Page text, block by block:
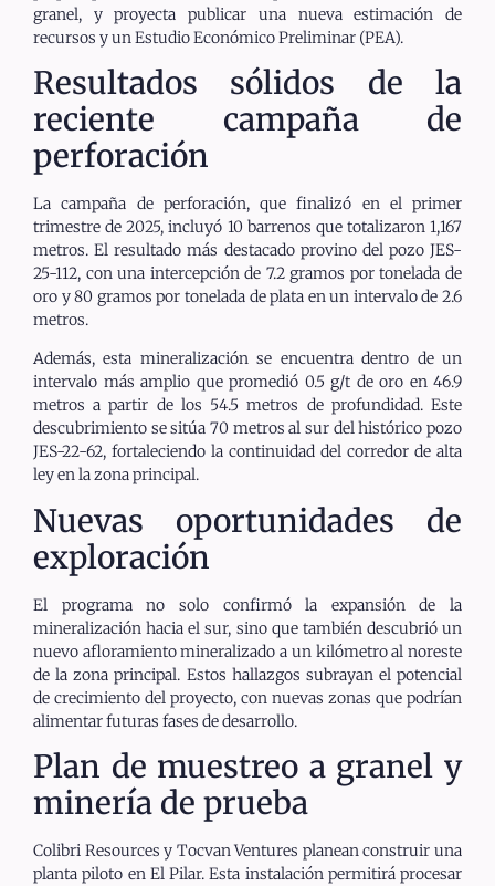
granel, y proyecta publicar una nueva estimación de
recursos y un Estudio Económico Preliminar (PEA).
Resultados sólidos de la
reciente campaña de
perforación
La campaña de perforación, que finalizó en el primer
trimestre de 2025, incluyó 10 barrenos que totalizaron 1,167
metros. El resultado más destacado provino del pozo JES-
25-112, con una intercepción de 7.2 gramos por tonelada de
oro y 80 gramos por tonelada de plata en un intervalo de 2.6
metros.
Además, esta mineralización se encuentra dentro de un
intervalo más amplio que promedió 0.5 g/t de oro en 46.9
metros a partir de los 54.5 metros de profundidad. Este
descubrimiento se sitúa 70 metros al sur del histórico pozo
JES-22-62, fortaleciendo la continuidad del corredor de alta
ley en la zona principal.
Nuevas oportunidades de
exploración
El programa no solo confirmó la expansión de la
mineralización hacia el sur, sino que también descubrió un
nuevo afloramiento mineralizado a un kilómetro al noreste
de la zona principal. Estos hallazgos subrayan el potencial
de crecimiento del proyecto, con nuevas zonas que podrían
alimentar futuras fases de desarrollo.
Plan de muestreo a granel y
minería de prueba
Colibri Resources y Tocvan Ventures planean construir una
planta piloto en El Pilar. Esta instalación permitirá procesar